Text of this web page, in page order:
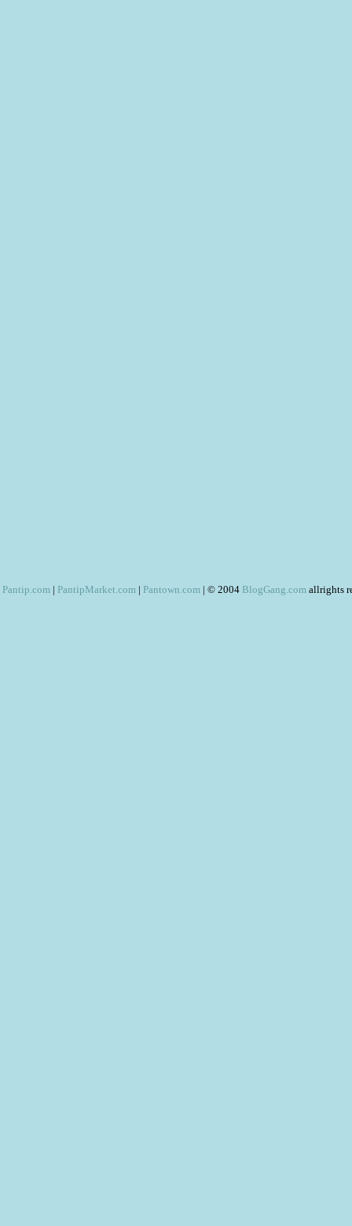
Pantip.com | PantipMarket.com | Pantown.com | © 2004 BlogGang.com allrights